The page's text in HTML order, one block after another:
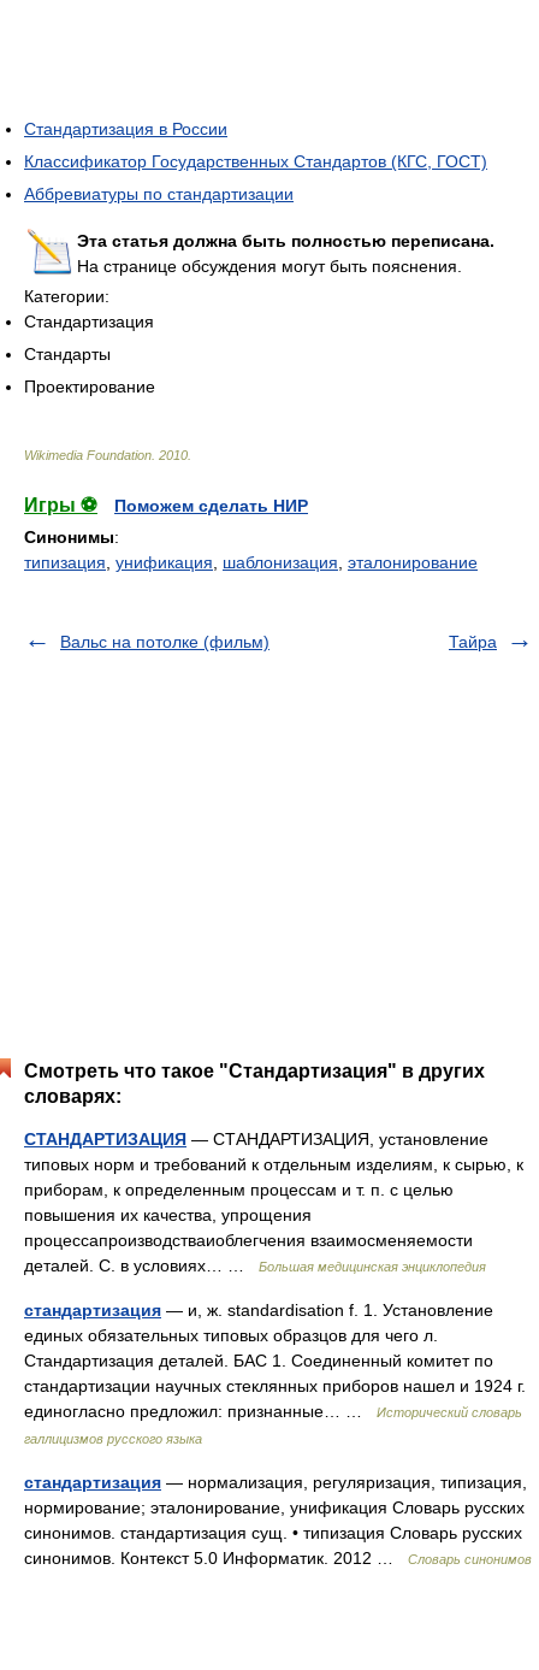
Стандартизация в России
Классификатор Государственных Стандартов (КГС, ГОСТ)
Аббревиатуры по стандартизации
Эта статья должна быть полностью переписана.
На странице обсуждения могут быть пояснения.
Категории:
Стандартизация
Стандарты
Проектирование
Wikimedia Foundation 2010
Игры ⚽
Поможем сделать НИР
Синонимы:
типизация, унификация, шаблонизация, эталонирование
Вальс на потолке (фильм) Тайра
Смотреть что такое "Стандартизация" в других
словарях:
СТАНДАРТИЗАЦИЯ — СТАНДАРТИЗАЦИЯ, установление
типовых норм и требований к отдельным изделиям, к сырью, к
приборам, к определенным процессам и т. п. с целью
повышения их качества, упрощения
процессапроизводстваиоблегчения взаимосменяемости
деталей. С. в условиях… …
Большая медицинская энциклопедия
стандартизация — и, ж. standardisation f. 1. Установление
единых обязательных типовых образцов для чего л.
Стандартизация деталей. БАС 1. Соединенный комитет по
стандартизации научных стеклянных приборов нашел и 1924 г.
единогласно предложил: признанные… …
Исторический словарь
галлицизмов русского языка
стандартизация — нормализация, регуляризация, типизация,
нормирование; эталонирование, унификация Словарь русских
синонимов. стандартизация сущ. • типизация Словарь русских
синонимов. Контекст 5.0 Информатик. 2012 …
Словарь синонимов